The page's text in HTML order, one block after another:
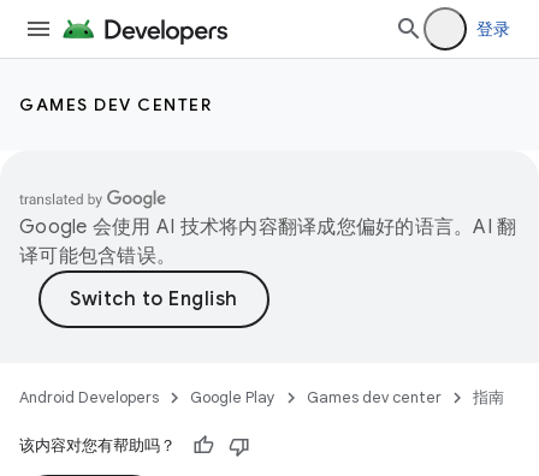
登录
GAMES DEV CENTER
Google 会使用 AI 技术将内容翻译成您偏好的语言。AI 翻
译可能包含错误。
Android Developers Google Play Games dev center 指南
该内容对您有帮助吗？